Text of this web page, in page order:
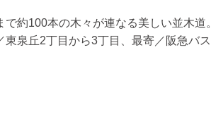
で約100本の木々が連なる美しい並木
東泉丘2丁目から3丁目、最寄／阪急バ